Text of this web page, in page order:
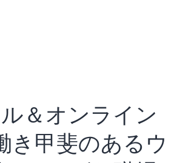
ル＆オンライン
甲斐のあるウ